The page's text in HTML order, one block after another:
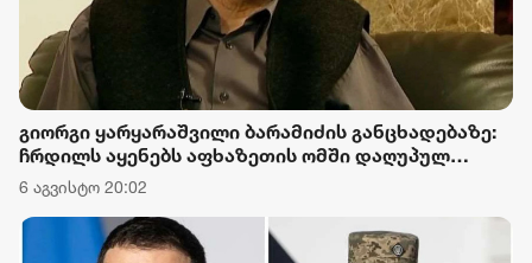
გიორგი ყარყარაშვილი ბარამიძის განცხადებაზე:
ჩრდილს აყენებს აფხაზეთის ომში დაღუპულ
მებრძოლებს და ქართველ ხალხს მკვლელებად
წარმოაჩენს, შენი სიტყვები აფხაზური და რუსული
სააგენტოების მიერ არის წაღებული და ყველა
ქართველს მკვლელს უწოდებენ
6 აგვისტო 20:02